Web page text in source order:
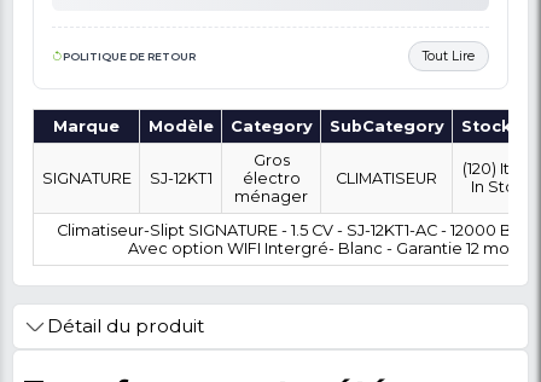
OÙ SOUHAITEZ-VOUS ÊTRE LIVRÉ ?